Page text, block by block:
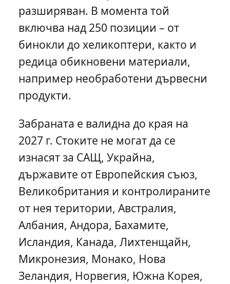
разширяван. В момента той
включва над 250 позиции – от
бинокли до хеликоптери, както и
редица обикновени материали,
например необработени дървесни
продукти.
Забраната е валидна до края на
2027 г. Стоките не могат да се
изнасят за САЩ, Украйна,
държавите от Европейския съюз,
Великобритания и контролираните
от нея територии, Австралия,
Албания, Андора, Бахамите,
Исландия, Канада, Лихтенщайн,
Микронезия, Монако, Нова
Зеландия, Норвегия, Южна Корея,